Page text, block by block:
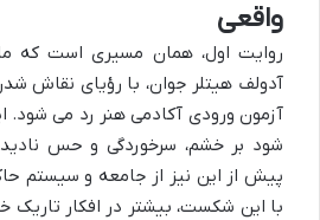
واقعی
روایت اول، همان مسیری است که
آدولف هیتلر جوان، با رؤیای نقاش
آزمون ورودی آکادمی هنر رد می شود.
شود بر خشم، سرخوردگی و حس
پیش از این نیز از جامعه و سیستم
با این شکست، بیشتر در افکار تاریک